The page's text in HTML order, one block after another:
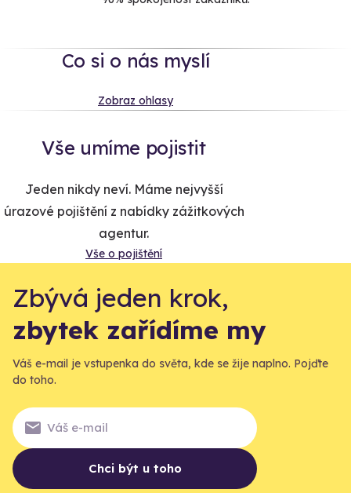
Co si o nás myslí
Zobraz ohlasy
Vše umíme pojistit
Jeden nikdy neví. Máme nejvyšší
úrazové pojištění z nabídky zážitkových
agentur.
Vše o pojištění
Zbývá jeden krok,
zbytek zařídíme my
Váš e-mail je vstupenka do světa, kde se žije naplno. Pojďte
do toho.
Chci být u toho